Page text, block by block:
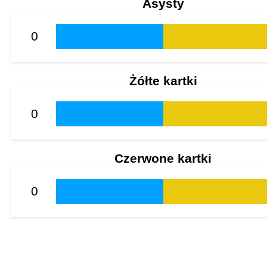
Asysty
0
Żółte kartki
0
Czerwone kartki
0